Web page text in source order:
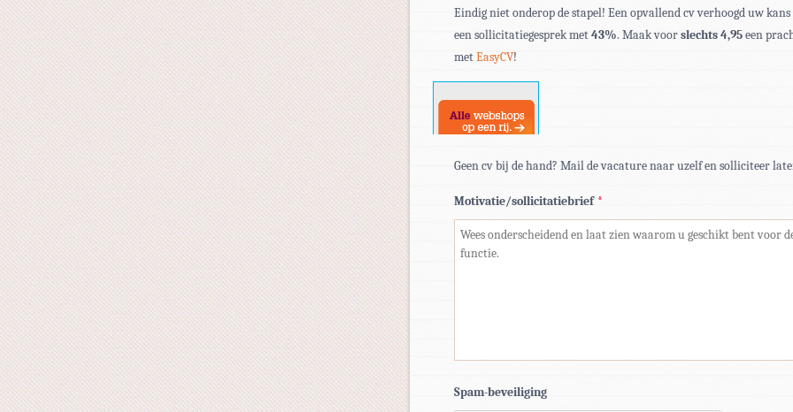
pdf,
doc,
Eindig niet onderop de stapel! Een opvallend cv verhoogd uw kans
een sollicitatiegesprek met43%. Maak voorslechts 4,95een
metEasyCV!
Geen cv bij de hand? Mail de vacature naar uzelf en solliciteer
Motivatie/sollicitatiebrief *
Spam-beveiliging